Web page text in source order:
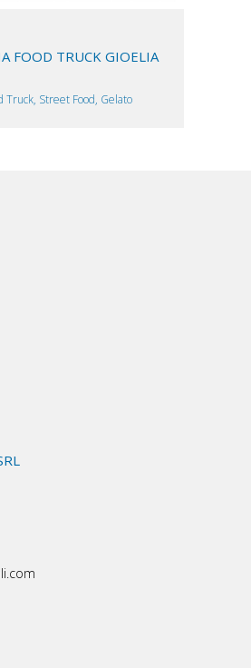
FOOD TRUCK GIOELIA
Truck, Street Food, Gelato